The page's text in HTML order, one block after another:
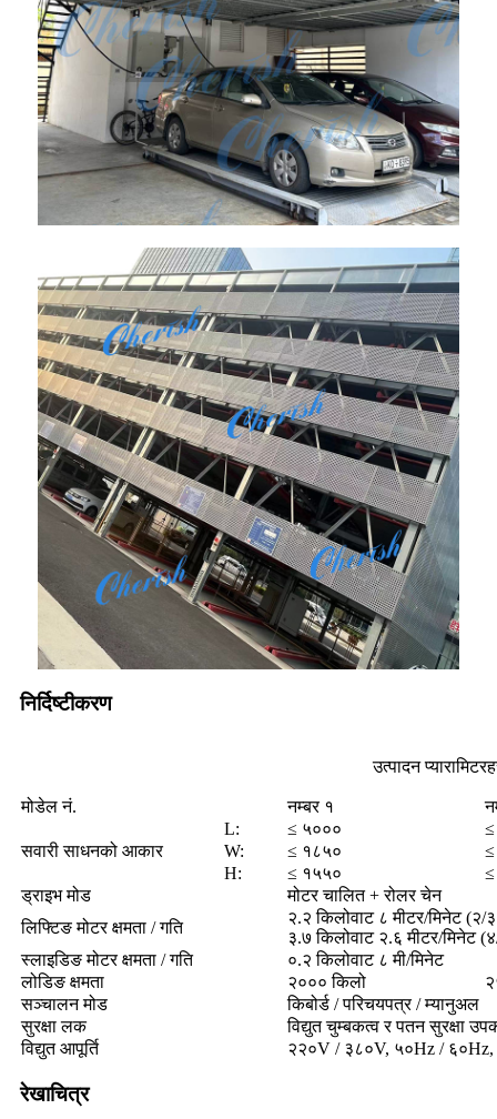
निर्दिष्टीकरण
उत्पादन
मोडेल नं. नम्बर १
सवारी साधनको आकार
L: ≤ ५०००
W:
≤ १८५०
H:
≤ १५५०
ड्राइभ मोड
मोटर चालित + रोलर चेन
लिफ्टिङ मोटर क्षमता / गति
२.२ किलोवाट ८ मीटर/मिनेट (२/
३.७ किलोवाट २.६ मीटर/मिनेट
स्लाइडिङ मोटर क्षमता / गति
०.२ किलोवाट ८ मी/मिनेट
लोडिङ क्षमता
२००० किलो
सञ्चालन मोड
किबोर्ड / परिचयपत्र / म्यानुअल
सुरक्षा लक
विद्युत चुम्बकत्व र पतन सुरक्षा
विद्युत आपूर्ति
२२०V / ३८०V, ५०Hz /
रेखाचित्र